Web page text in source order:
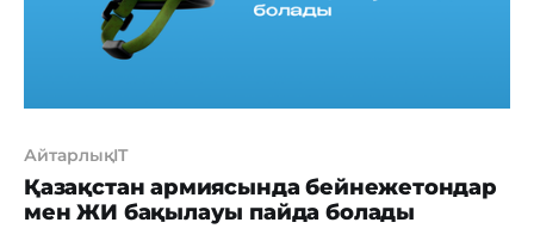
АйтарлықIT
Қазақстан армиясында бейнежетондар
мен ЖИ бақылауы пайда болады